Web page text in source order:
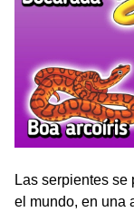
Las serpientes se
el mundo, en una